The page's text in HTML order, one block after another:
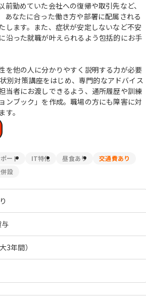
勤めていた会社への復帰や取引先など、
なたに合った働き方や部署に配属される
します。また、症状が安定しないなど不安
沿った就職が叶えられるよう包括的にお手
を他の人に分かりやすく説明する力が必要
別対策講座をはじめ、専門的なアドバイス
当者にお渡しできるよう、通所履歴や訓練
ンブック」を作成。職場の方にも障害に対
。
ート IT特化 昼食あり
交通費あり
設
3年間）